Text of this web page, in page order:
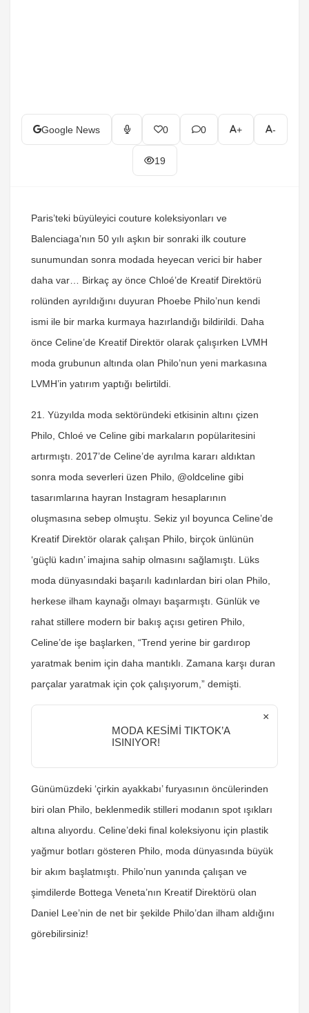
Google News 0 0 + -
19
Paris’teki büyüleyici couture koleksiyonları ve
Balenciaga’nın 50 yılı aşkın bir sonraki ilk couture
sunumundan sonra modada heyecan verici bir haber
daha var… Birkaç ay önce Chloé’de Kreatif Direktörü
rolünden ayrıldığını duyuran Phoebe Philo’nun kendi
ismi ile bir marka kurmaya hazırlandığı bildirildi. Daha
önce Celine’de Kreatif Direktör olarak çalışırken LVMH
moda grubunun altında olan Philo’nun yeni markasına
LVMH’in yatırım yaptığı belirtildi.
21. Yüzyılda moda sektöründeki etkisinin altını çizen
Philo, Chloé ve Celine gibi markaların popülaritesini
artırmıştı. 2017’de Celine’de ayrılma kararı aldıktan
sonra moda severleri üzen Philo, @oldceline gibi
tasarımlarına hayran Instagram hesaplarının
oluşmasına sebep olmuştu. Sekiz yıl boyunca Celine’de
Kreatif Direktör olarak çalışan Philo, birçok ünlünün
‘güçlü kadın’ imajına sahip olmasını sağlamıştı. Lüks
moda dünyasındaki başarılı kadınlardan biri olan Philo,
herkese ilham kaynağı olmayı başarmıştı. Günlük ve
rahat stillere modern bir bakış açısı getiren Philo,
Celine’de işe başlarken, “Trend yerine bir gardırop
yaratmak benim için daha mantıklı. Zamana karşı duran
parçalar yaratmak için çok çalışıyorum,” demişti.
MODA KESİMİ TIKTOK’A
ISINIYOR!
×
Günümüzdeki ‘çirkin ayakkabı’ furyasının öncülerinden
biri olan Philo, beklenmedik stilleri modanın spot ışıkları
altına alıyordu. Celine’deki final koleksiyonu için plastik
yağmur botları gösteren Philo, moda dünyasında büyük
bir akım başlatmıştı. Philo’nun yanında çalışan ve
şimdilerde Bottega Veneta’nın Kreatif Direktörü olan
Daniel Lee’nin de net bir şekilde Philo’dan ilham aldığını
görebilirsiniz!